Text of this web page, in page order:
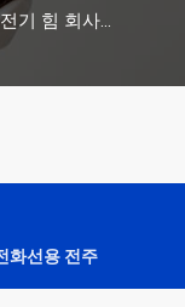
기 힘 회사...
화선용 전주